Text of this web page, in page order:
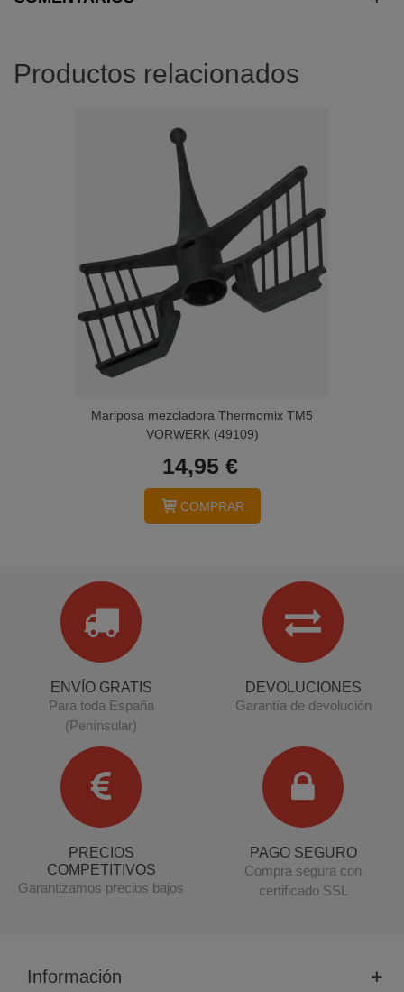
Productos relacionados
Mariposa mezcladora Thermomix TM5
VORWERK (49109)
14,95 €
COMPRAR
ENVÍO GRATIS
Para toda España
(Penínsular)
DEVOLUCIONES
Garantía de devolución
PRECIOS
COMPETITIVOS
Garantizamos precios bajos
PAGO SEGURO
Compra segura con
certificado SSL
Información